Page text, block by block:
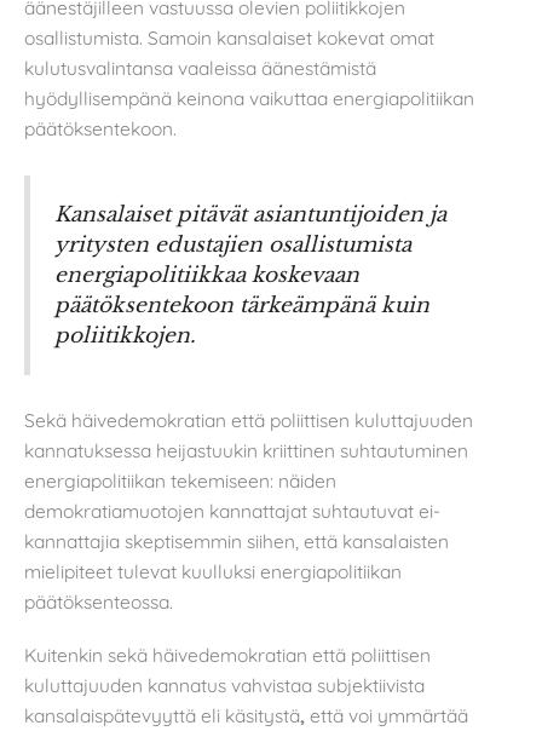
äänestäjilleen vastuussa olevien poliitikkojen
osallistumista. Samoin kansalaiset kokevat omat
kulutusvalintansa vaaleissa äänestämistä
hyödyllisempänä keinona vaikuttaa energiapolitiikan
päätöksentekoon.
Kansalaiset pitävät asiantuntijoiden ja
yritysten edustajien osallistumista
energiapolitiikkaa koskevaan
päätöksentekoon tärkeämpänä kuin
poliitikkojen.
Sekä häivedemokratian että poliittisen kuluttajuuden
kannatuksessa heijastuukin kriittinen suhtautuminen
energiapolitiikan tekemiseen: näiden
demokratiamuotojen kannattajat suhtautuvat ei-
kannattajia skeptisemmin siihen, että kansalaisten
mielipiteet tulevat kuulluksi energiapolitiikan
päätöksenteossa.
Kuitenkin sekä häivedemokratian että poliittisen
kuluttajuuden kannatus vahvistaa subjektiivista
kansalaispätevyyttä eli käsitystä, että voi ymmärtää